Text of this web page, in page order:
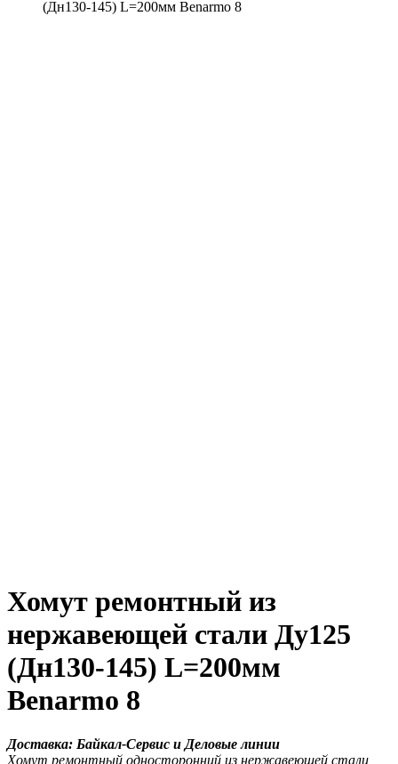
(Дн130-145) L=200мм Benarmo 8
Хомут ремонтный из
нержавеющей стали Ду125
(Дн130-145) L=200мм
Benarmo 8
Доставка: Байкал-Сервис и Деловые линии
Хомут ремонтный односторонний из нержавеющей стали